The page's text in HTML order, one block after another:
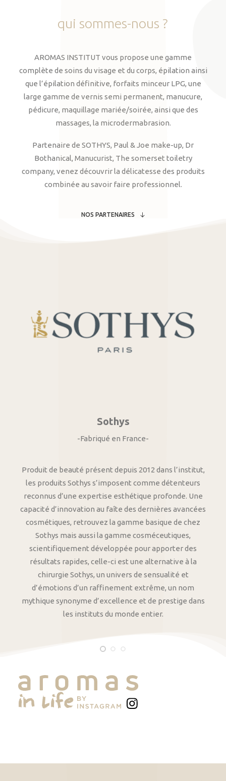
qui sommes-nous ?
AROMAS INSTITUT vous propose une gamme
complète de soins du visage et du corps, épilation ainsi
que l’épilation définitive, forfaits minceur LPG, une
large gamme de vernis semi permanent, manucure,
pédicure, maquillage mariée/soirée, ainsi que des
massages, la microdermabrasion.
Partenaire de SOTHYS, Paul & Joe make-up, Dr
Bothanical, Manucurist, The somerset toiletry
company, venez découvrir la délicatesse des produits
combinée au savoir faire professionnel.
NOS PARTENAIRES
Sothys
-Fabriqué en France-
Produit de beauté présent depuis 2012 dans l’institut,
les produits Sothys s’imposent comme détenteurs
reconnus d’une expertise esthétique profonde. Une
capacité d’innovation au faîte des dernières avancées
cosmétiques, retrouvez la gamme basique de chez
Sothys mais aussi la gamme cosméceutiques,
scientifiquement développée pour apporter des
résultats rapides, celle-ci est une alternative à la
chirurgie Sothys, un univers de sensualité et
d’émotions d’un raffinement extrême, un nom
mythique synonyme d’excellence et de prestige dans
les instituts du monde entier.